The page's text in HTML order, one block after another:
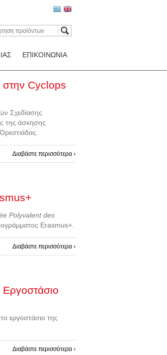
ΕΠΙΚΟΙΝΩΝΙΑ
στην Cyclops
Σχεδίασης
της άσκησης
Διαβάστε περισσότερα ›
Polyvalent des
Erasmus+.
Διαβάστε περισσότερα ›
Εργοστάσιο
εργοστάσιο της
Διαβάστε περισσότερα ›